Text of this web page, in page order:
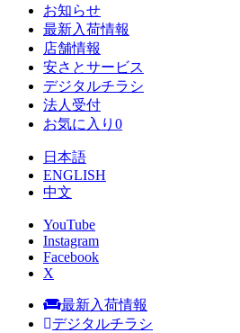
お知らせ
最新入荷情報
店舗情報
安さとサービス
デジタルチラシ
法人受付
お気に入り 0
日本語
ENGLISH
中文
YouTube
Instagram
Facebook
X
最新入荷情報
デジタルチラシ